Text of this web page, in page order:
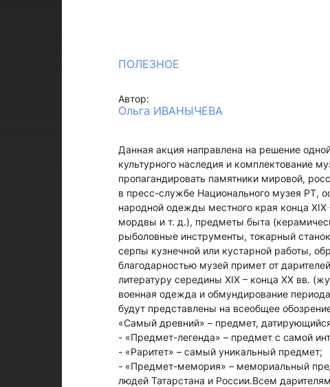
ПОЛЕЗНОЕ
Автор:
Ольга ИВАНЫЧЕВА
Данная акция направлена на решение
культурного наследия и комплектование
пропагандировать памятники мировой,
в пресс-службе Национального музея РТ,
народной одежды местного края конца
мордвы и т. д.), предметы быта
рыболовные инструменты, токарный
серпы кузнечной или кустарной работы,
благодарностью музей примет от
литературу середины ХIХ – конца ХХ вв.
военная одежда и обмундирование
будут представлены на всеобщее
«Самый древний» – предмет,
- «Предмет-легенда» – предмет с самой
- «Раритет» – самый уникальный предмет;
- «Предмет-мемория» – мемориальный
людей Татарстана и России.Всем